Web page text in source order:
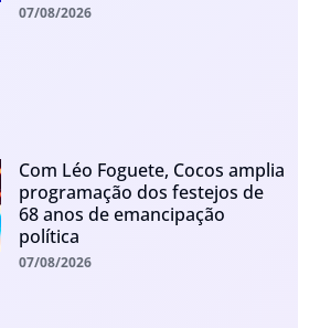
07/08/2026
Com Léo Foguete, Cocos amplia
programação dos festejos de
68 anos de emancipação
política
07/08/2026